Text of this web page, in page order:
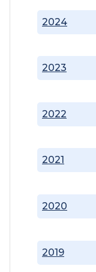
2019
2020
2021
2022
2023
2024